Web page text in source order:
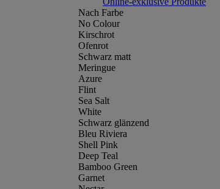
Nach Farbe
No Colour
Kirschrot
Ofenrot
Schwarz matt
Meringue
Azure
Flint
Sea Salt
White
Schwarz glänzend
Bleu Riviera
Shell Pink
Deep Teal
Bamboo Green
Garnet